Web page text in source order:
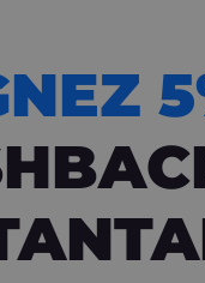
l’application